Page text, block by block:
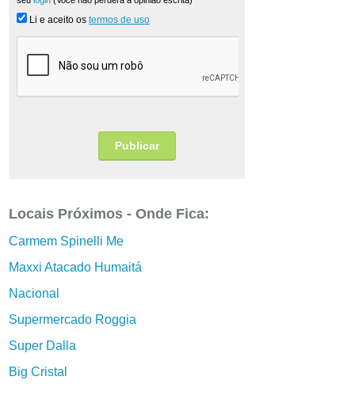
Locais Próximos - Onde Fica:
Carmem Spinelli Me
Maxxi Atacado Humaitá
Nacional
Supermercado Roggia
Super Dalla
Big Cristal